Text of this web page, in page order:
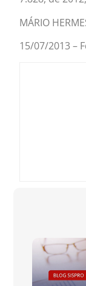
MÁRIO
15/07/2013 –